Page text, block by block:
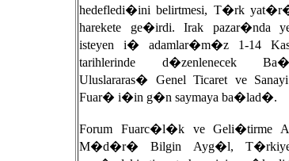
hedefledi�ini belirtmesi, T�rk
harekete ge�irdi. Irak pazar�nda
isteyen i� adamlar�m�z 1-14
tarihlerinde d�zenlenecek
Uluslararas� Genel Ticaret ve
Fuar� i�in g�n saymaya ba�lad�.
Forum Fuarc�l�k ve Geli�tirme
M�d�r� Bilgin Ayg�l,